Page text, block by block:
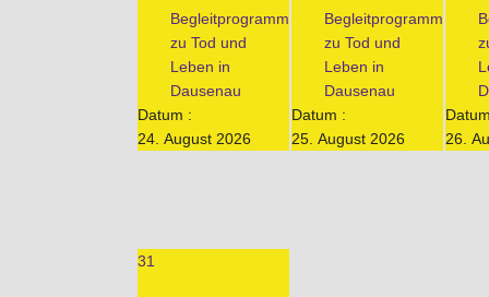
Begleitprogramm
zu Tod und
Leben in
Dausenau
Datum :
24. August 2026
Begleitprogramm
zu Tod und
Leben in
Dausenau
Datum :
25. August 2026
26.
31